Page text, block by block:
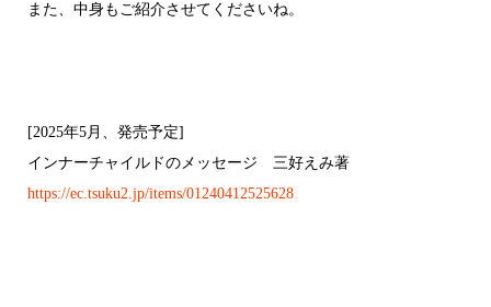
また、中身もご紹介させてくださいね。
[2025年5月、発売予定]
インナーチャイルドのメッセージ 三好えみ著
https://ec.tsuku2.jp/items/01240412525628